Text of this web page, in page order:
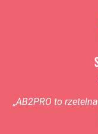
„AB2PRO to